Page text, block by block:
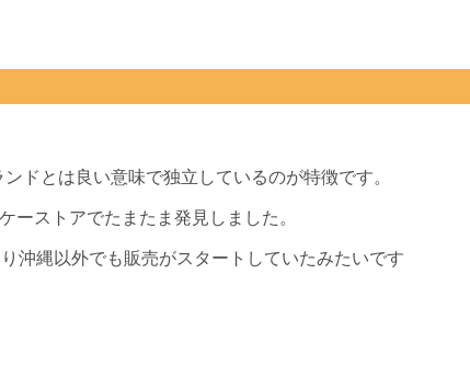
ドとは良い意味で独立しているのが特徴です。
ーストアでたまたま発見しました。
沖縄以外でも販売がスタートしていたみたいです